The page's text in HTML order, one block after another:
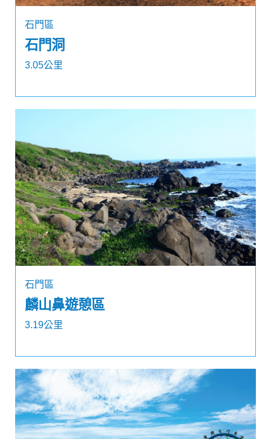
石門區
石門洞
3.05公里
石門區
麟山鼻遊憩區
3.19公里